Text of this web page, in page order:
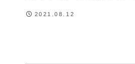
2021.08.12